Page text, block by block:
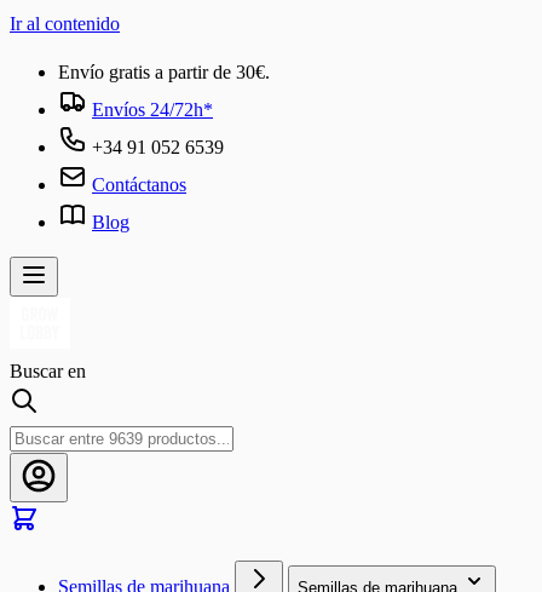
Ir al contenido
Envío gratis a partir de 30€.
Envíos 24/72h*
+34 91 052 6539
Contáctanos
Blog
Buscar en
Semillas de marihuana Semillas de marihuana